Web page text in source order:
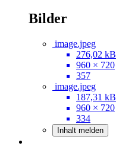
Bilder
image.jpeg
276,02 kB
960 × 720
357
image.jpeg
187,31 kB
960 × 720
334
Inhalt melden